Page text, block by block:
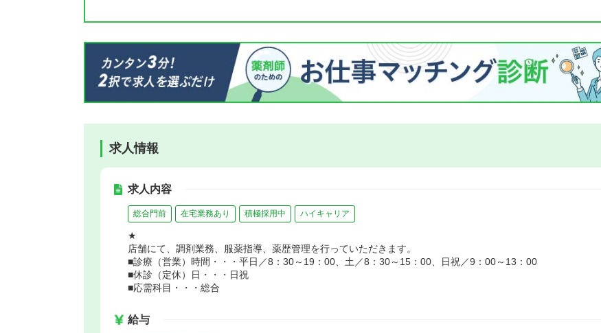
求人情報
求人内容
総合門前 在宅業務あり 積極採用中 ハイキャリア
★
店舗にて、調剤業務、服薬指導、薬歴管理を行っていただきます。
■診療（営業）時間・・・平日／8：30～19：00、土／8：30～15：00、日祝／9：00～13：00
■休診（定休）日・・・日祝
■応需科目・・・総合
給与